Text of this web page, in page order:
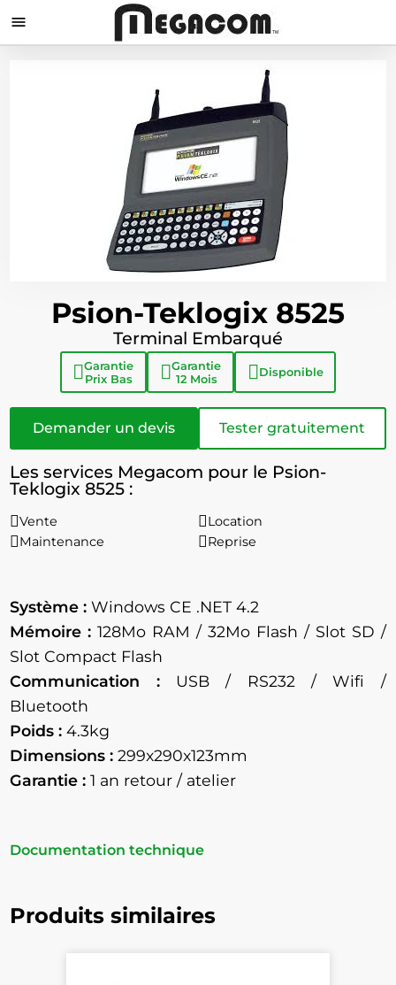

Psion-Teklogix 8525
Terminal Embarqué
Garantie
Prix Bas
Garantie
12 Mois
Disponible
Demander un devis Tester gratuitement
Les services Megacom pour le Psion-
Teklogix 8525 :
Vente
Location
Maintenance
Reprise
Système : Windows CE .NET 4.2
Mémoire : 128Mo RAM / 32Mo Flash / Slot SD /
Slot Compact Flash
Communication :USB / RS232 / Wifi /
Bluetooth
Poids :4.3kg
Dimensions : 299x290x123mm
Garantie : 1 an retour / atelier
Documentation technique
Produits similaires